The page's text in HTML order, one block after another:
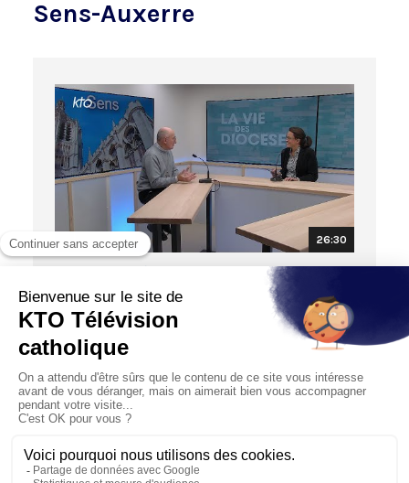
Sens-Auxerre
26:30
Mgr Hervé Giraud - Diocèse de Sens et
Auxerre
11/12/2023
Comme chaque semaine, nous partons à la
découverte d’un territoire, d’un diocèse, et de son
évêque. Aujourd’hui...